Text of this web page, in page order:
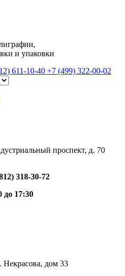
и упаковки
611-10-40 +7 (499) 322-00-02
проспект, д. 70
318-30-72
до 17:30
Некрасова, дом 33